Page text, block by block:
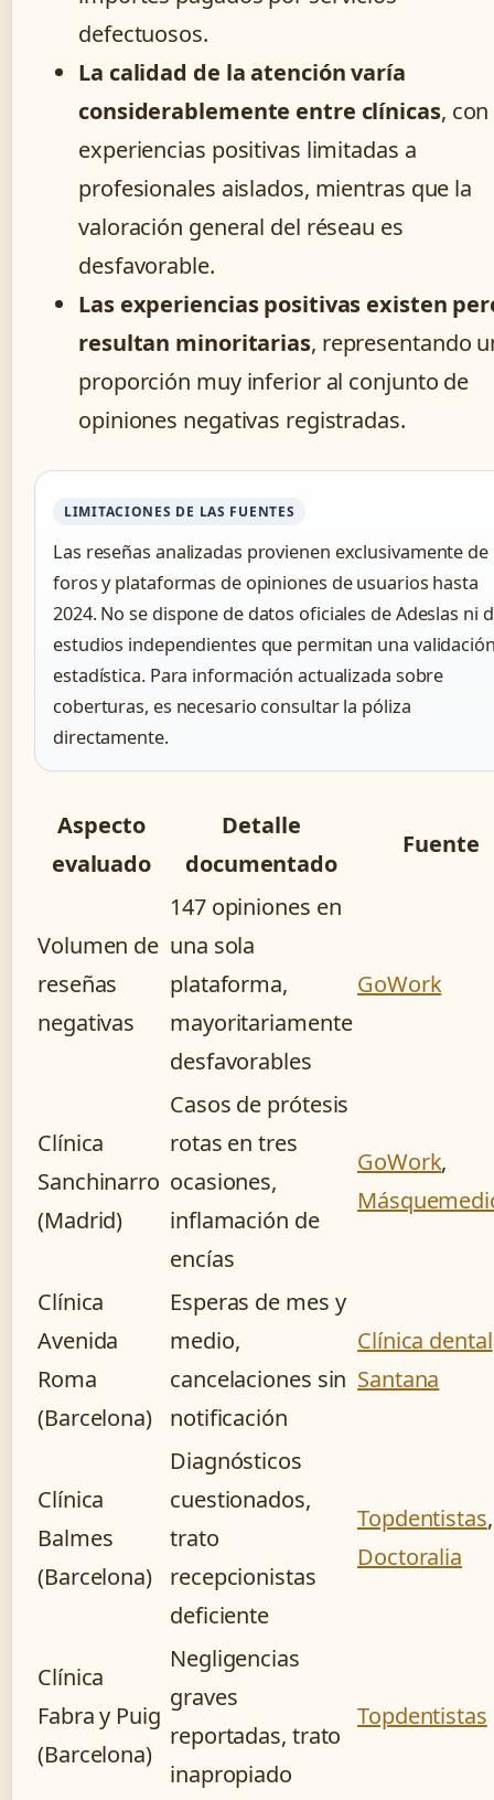
defectuosos.
La calidad de la atención varía
considerablemente entre clínicas, con
experiencias positivas limitadas a
profesionales aislados, mientras que la
valoración general del réseau es
desfavorable.
Las experiencias positivas existen
resultan minoritarias, representando
proporción muy inferior al conjunto de
opiniones negativas registradas.
LIMITACIONES DE LAS FUENTES
Las reseñas analizadas provienen exclusivamente de
foros y plataformas de opiniones de usuarios hasta
2024. No se dispone de datos oficiales de Adeslas ni
estudios independientes que permitan una
estadística. Para información actualizada sobre
coberturas, es necesario consultar la póliza
directamente.
Aspecto
evaluado
Detalle
documentado
Fuente
Volumen de
reseñas
negativas
147 opiniones en
una sola
plataforma,
mayoritariamente
desfavorables
GoWork
Clínica
Sanchinarro
(Madrid)
Casos de prótesis
rotas en tres
ocasiones,
inflamación de
encías
GoWork,
Clínica
Avenida
Roma
(Barcelona)
Esperas de mes y
medio,
cancelaciones sin
notificación
Clínica dental
Santana
Clínica
Balmes
(Barcelona)
Diagnósticos
cuestionados,
trato
recepcionistas
deficiente
Topdentistas,
Doctoralia
Clínica
Fabra y Puig
(Barcelona)
Negligencias
graves
reportadas, trato
inapropiado
Topdentistas